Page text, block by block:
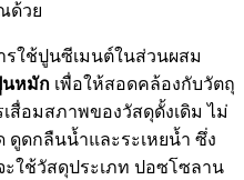
ด้วย
รใช้ปูนซีเมนต์ในส่วนผสม
หมัก เพื่อให้สอดคล้องกับวัตถุ
สื่อมสภาพของวัสดุดั้งเดิม ไม่
ดูดกลืนน้ำและระเหยน้ำ ซึ่ง
ใช้วัสดุประเภท ปอซโซลาน